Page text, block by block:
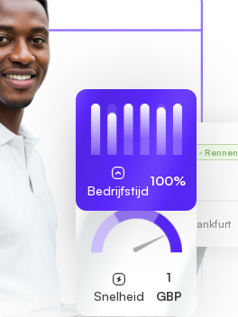
Karl's VPS Rennen
255.189.85.19
Datacentrum Frankfurt
Snelheid
1
GBP
Bedrijfstijd
100%